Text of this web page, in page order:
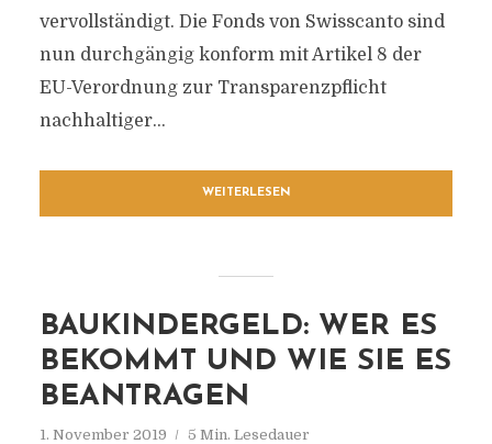
vervollständigt. Die Fonds von Swisscanto sind
nun durchgängig konform mit Artikel 8 der
EU-Verordnung zur Transparenzpflicht
nachhaltiger...
WEITERLESEN
BAUKINDERGELD: WER ES
BEKOMMT UND WIE SIE ES
BEANTRAGEN
1. November 2019 5 Min. Lesedauer